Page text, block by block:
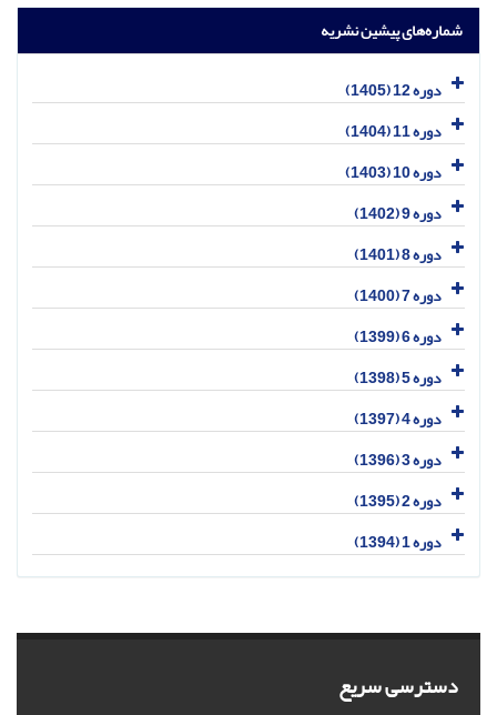
شماره‌های پیشین نشریه
دوره 12 (1405)
دوره 11 (1404)
دوره 10 (1403)
دوره 9 (1402)
دوره 8 (1401)
دوره 7 (1400)
دوره 6 (1399)
دوره 5 (1398)
دوره 4 (1397)
دوره 3 (1396)
دوره 2 (1395)
دوره 1 (1394)
دسترسی سریع